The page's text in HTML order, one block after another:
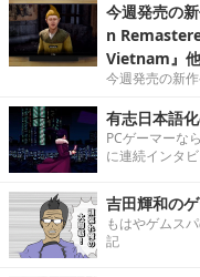
今週発売の
n
Vietnam』他
今週発売の新作
有志日本語
PCゲーマーな
に連続インタビ
吉田輝和の
もはやゲムス
記